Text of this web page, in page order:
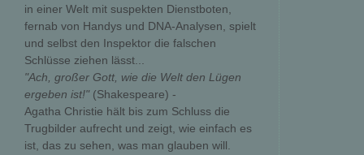
in einer Welt mit suspekten Dienstboten,
fernab von Handys und DNA-Analysen, spielt
und selbst den Inspektor die falschen
Schlüsse ziehen lässt...
"Ach, großer Gott, wie die Welt den Lügen
ergeben ist!" (Shakespeare) -
Agatha Christie hält bis zum Schluss die
Trugbilder aufrecht und zeigt, wie einfach es
ist, das zu sehen, was man glauben will.